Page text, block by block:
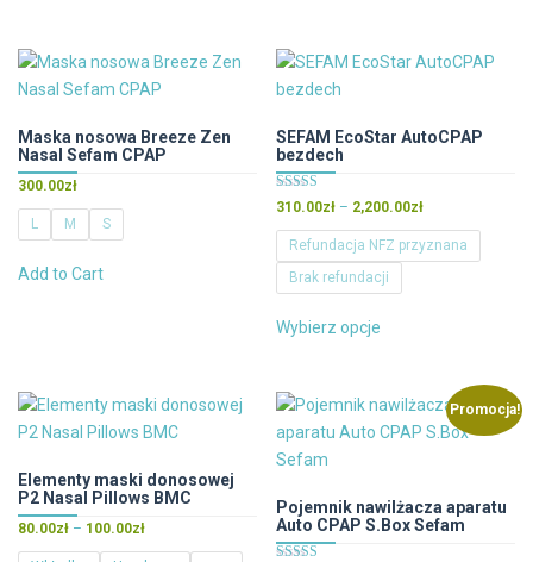
można
wybrać
stronie
produktu
można
stronie
produktu
Maska nosowa Breeze Zen
Nasal Sefam CPAP
300.00zł
L M S
Add to Cartprodukt
można
na
stronie
produktu
SEFAM EcoStar AutoCPAP
bezdech
Oceniono
5.00
na 5
310.00zł – 2,200.00złZakres
cen:
od
Refundacja NFZ przyznana
Brak refundacji
Wybierz opcje
wariantów.
wybrać
na
Elementy maski donosowej
P2 Nasal Pillows BMC
80.00zł – 100.00złZakres
cen:
Promocja!
Pojemnik nawilżacza aparatu
Auto CPAP S.Box Sefam